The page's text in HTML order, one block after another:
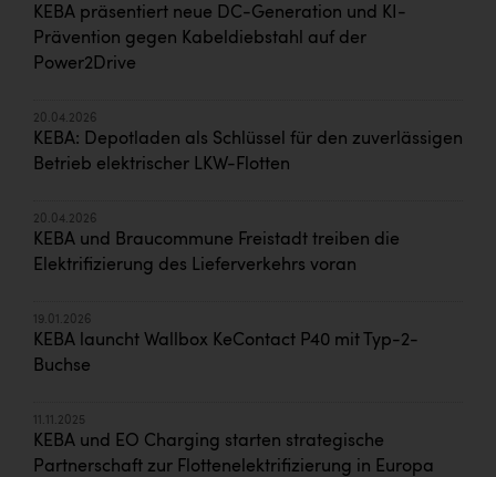
KEBA präsentiert neue DC-Generation und KI-
Prävention gegen Kabeldiebstahl auf der
Power2Drive
20.04.2026
KEBA: Depotladen als Schlüssel für den zuverlässigen
Betrieb elektrischer LKW-Flotten
20.04.2026
KEBA und Braucommune Freistadt treiben die
Elektrifizierung des Lieferverkehrs voran
19.01.2026
KEBA launcht Wallbox KeContact P40 mit Typ-2-
Buchse
11.11.2025
KEBA und EO Charging starten strategische
Partnerschaft zur Flottenelektrifizierung in Europa